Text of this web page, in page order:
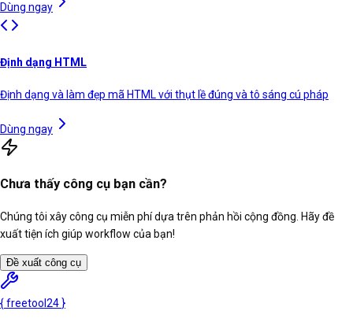
Dùng ngay
Định dạng HTML
Định dạng và làm đẹp mã HTML với thụt lề đúng và tô sáng cú pháp
Dùng ngay
Chưa thấy công cụ bạn cần?
Chúng tôi xây công cụ miễn phí dựa trên phản hồi cộng đồng. Hãy đề
xuất tiện ích giúp workflow của bạn!
Đề xuất công cụ
{freetool 24 }